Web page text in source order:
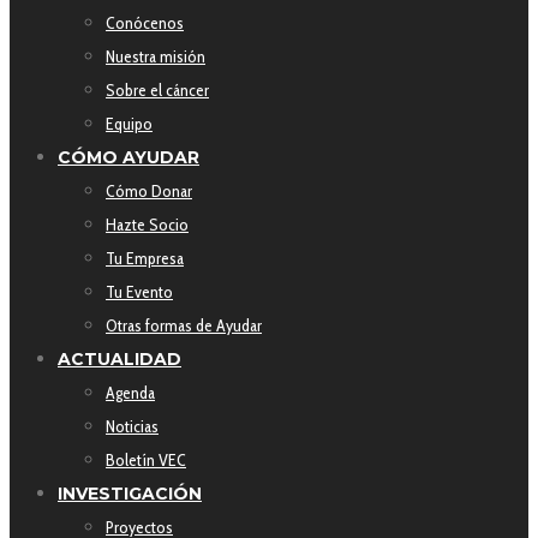
Conócenos
Nuestra misión
Sobre el cáncer
Equipo
CÓMO AYUDAR
Cómo Donar
Hazte Socio
Tu Empresa
Tu Evento
Otras formas de Ayudar
ACTUALIDAD
Agenda
Noticias
Boletín VEC
INVESTIGACIÓN
Proyectos